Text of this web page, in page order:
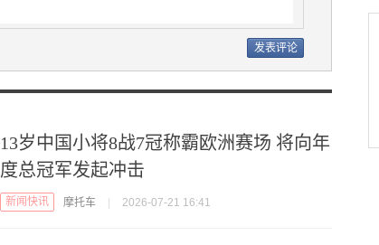
13岁中国小将8战7冠称霸欧洲赛场 将向年
度总冠军发起冲击
新闻快讯 摩托车 2026-07-21 16:41